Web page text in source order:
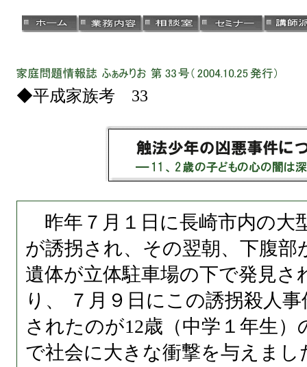
◆平成家族考 33
昨年７月１日に長崎市内の大
が誘拐され、その翌朝、下腹
遺体が立体駐車場の下で発見さ
り、 ７月９日にこの誘拐殺人
されたのが12歳（中学１年生
で社会に大きな衝撃を与えま